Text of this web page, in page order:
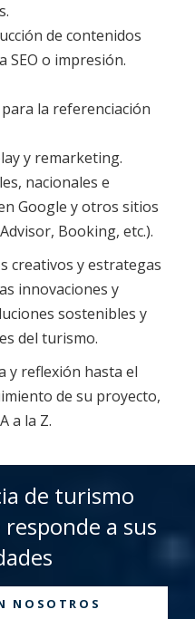
de contenidos
SEO o impresión.
para la referenciación
y remarketing.
nacionales e
Google y otros sitios
Booking, etc.).
creativos y estrategas
innovaciones y
sostenibles y
del turismo.
y reflexión hasta el
de su proyecto,
a la Z.
de turismo
a sus
NOSOTROS